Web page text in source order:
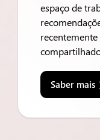
espaço de
Saber mais